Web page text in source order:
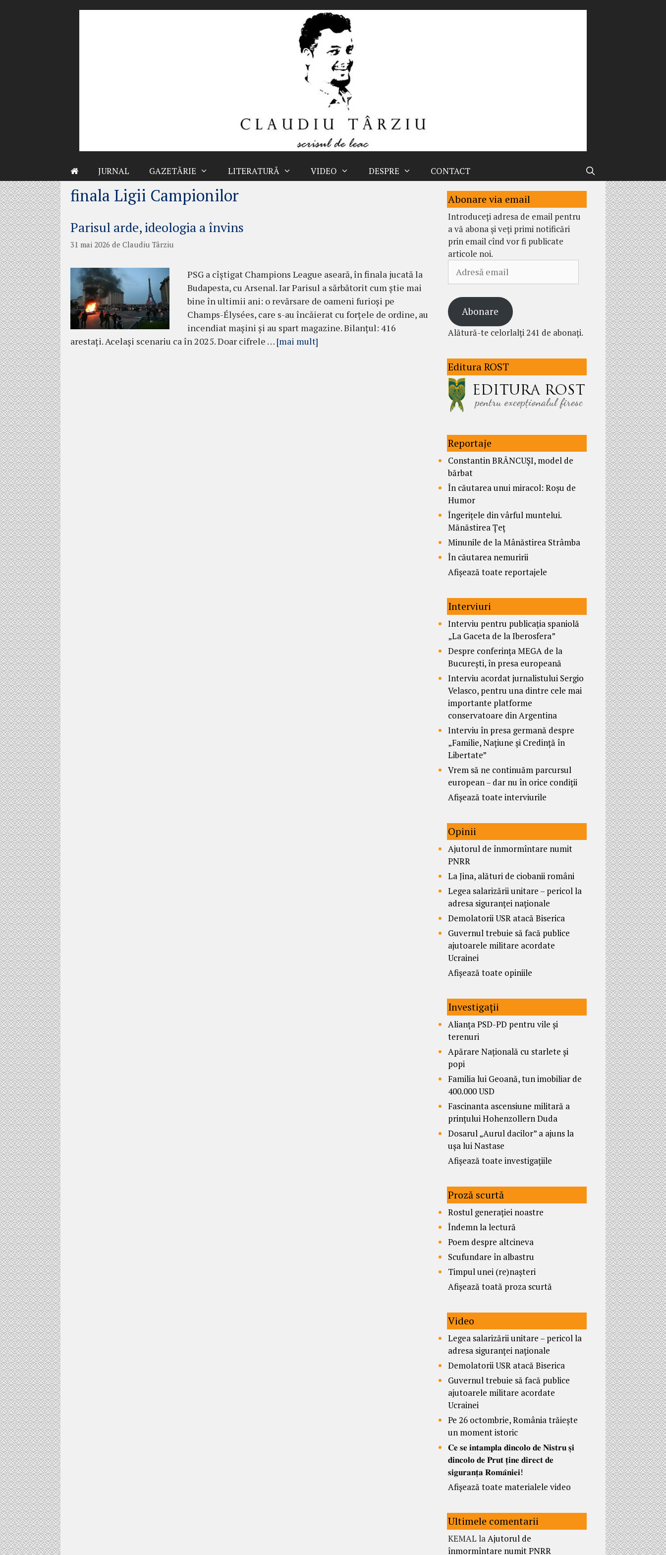
JURNAL GAZETĂRIE LITERATURĂ VIDEO DESPRE CONTACT
finala Ligii Campionilor
Parisul arde, ideologia a învins
31 mai 2026 de Claudiu Târziu
PSG a cîștigat Champions League aseară, în finala jucată la
Budapesta, cu Arsenal. Iar Parisul a sărbătorit cum știe mai
bine în ultimii ani: o revărsare de oameni furioși pe
Champs-Élysées, care s-au încăierat cu forțele de ordine, au
incendiat mașini și au spart magazine. Bilanțul: 416
arestați. Același scenariu ca în 2025. Doar cifrele … [mai mult]
Abonare via email
Introduceți adresa de email pentru
a vă abona și veți primi notificări
prin email cînd vor fi publicate
articole noi.
email
Abonare
Alătură-te celorlalți 241 de abonați.
Editura ROST
Reportaje
Constantin BRÂNCUȘI, model de
bărbat
În căutarea unui miracol: Roșu de
Humor
Îngerițele din vârful muntelui.
Mănăstirea Țeț
Minunile de la Mânăstirea Strâmba
În căutarea nemuririi
Afișează toate reportajele
Interviuri
Interviu pentru publicația spaniolă
„La Gaceta de la Iberosfera”
Despre conferința MEGA de la
București, în presa europeană
Interviu acordat jurnalistului Sergio
Velasco, pentru una dintre cele mai
importante platforme
conservatoare din Argentina
Interviu în presa germană despre
„Familie, Națiune și Credință în
Libertate”
Vrem să ne continuăm parcursul
european – dar nu în orice condiții
Afișează toate interviurile
Opinii
Ajutorul de înmormîntare numit
PNRR
La Jina, alături de ciobanii români
Legea salarizării unitare – pericol la
adresa siguranței naționale
Demolatorii USR atacă Biserica
Guvernul trebuie să facă publice
ajutoarele militare acordate
Ucrainei
Afișează toate opiniile
Investigații
Alianța PSD-PD pentru vile și
terenuri
Apărare Națională cu starlete și
popi
Familia lui Geoană, tun imobiliar de
400.000 USD
Fascinanta ascensiune militară a
prințului Hohenzollern Duda
Dosarul „Aurul dacilor” a ajuns la
ușa lui Nastase
Afișează toate investigațiile
Proză scurtă
Rostul generației noastre
Îndemn la lectură
Poem despre altcineva
Scufundare în albastru
Timpul unei (re)nașteri
Afișează toată proza scurtă
Video
Legea salarizării unitare – pericol la
adresa siguranței naționale
Demolatorii USR atacă Biserica
Guvernul trebuie să facă publice
ajutoarele militare acordate
Ucrainei
Pe 26 octombrie, România trăiește
un moment istoric
𝐂𝐞 𝐬𝐞 𝐢𝐧𝐭𝐚𝐦𝐩𝐥𝐚 𝐝𝐢𝐧𝐜𝐨𝐥𝐨 𝐝𝐞 𝐍𝐢𝐬𝐭𝐫𝐮 𝐬̦𝐢
𝐝𝐢𝐧𝐜𝐨𝐥𝐨 𝐝𝐞 𝐏𝐫𝐮𝐭 𝐭̦𝐢𝐧𝐞 𝐝𝐢𝐫𝐞𝐜𝐭 𝐝𝐞
𝐬𝐢𝐠𝐮𝐫𝐚𝐧𝐭̦𝐚 𝐑𝐨𝐦𝐚̂𝐧𝐢𝐞𝐢!
Afișează toate materialele video
Ultimele comentarii
KEMAL laAjutorul de
înmormîntare numit PNRR